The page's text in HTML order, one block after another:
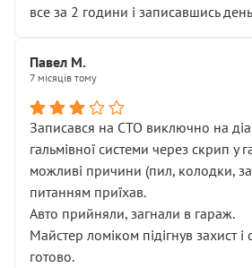
все за 2 години і записавшись
Павел М.
7 місяців тому
Записався на СТО виключно на
гальмівної системи через скрип у
можливі причини (пил, колодки,
питанням приїхав.
Авто прийняли, загнали в гараж.
Майстер ломіком підігнув захист
готово.